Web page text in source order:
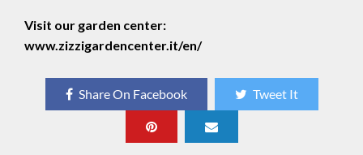
Visit our garden center:
www.zizzigardencenter.it/en/
Share On Facebook Tweet It